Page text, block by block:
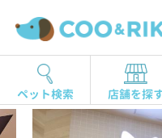
ペット検索 店舗を探